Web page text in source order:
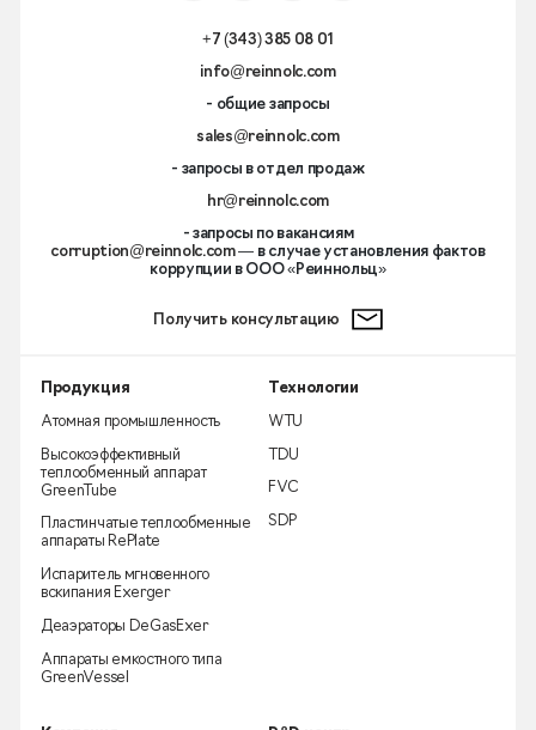
+7 (343) 385 08 01
info@reinnolc.com
- общие запросы
sales@reinnolc.com
- запросы в отдел продаж
hr@reinnolc.com
- запросы по вакансиям
corruption@reinnolc.com— в случае установления фактов
коррупции в ООО «Реиннольц»
Получить консультацию
Продукция
Атомная промышленность
Высокоэффективный
теплообменный аппарат
GreenTube
Пластинчатые теплообменные
аппараты RePlate
Испаритель мгновенного
вскипания Exerger
Деаэраторы DeGasExer
Аппараты емкостного типа
GreenVessel
Технологии
WTU
TDU
FVC
SDP